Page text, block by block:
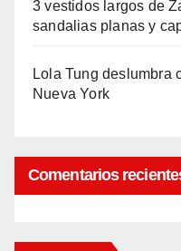
3 vestidos largos de
sandalias planas y
Lola Tung deslumbra
Nueva York
Comentarios